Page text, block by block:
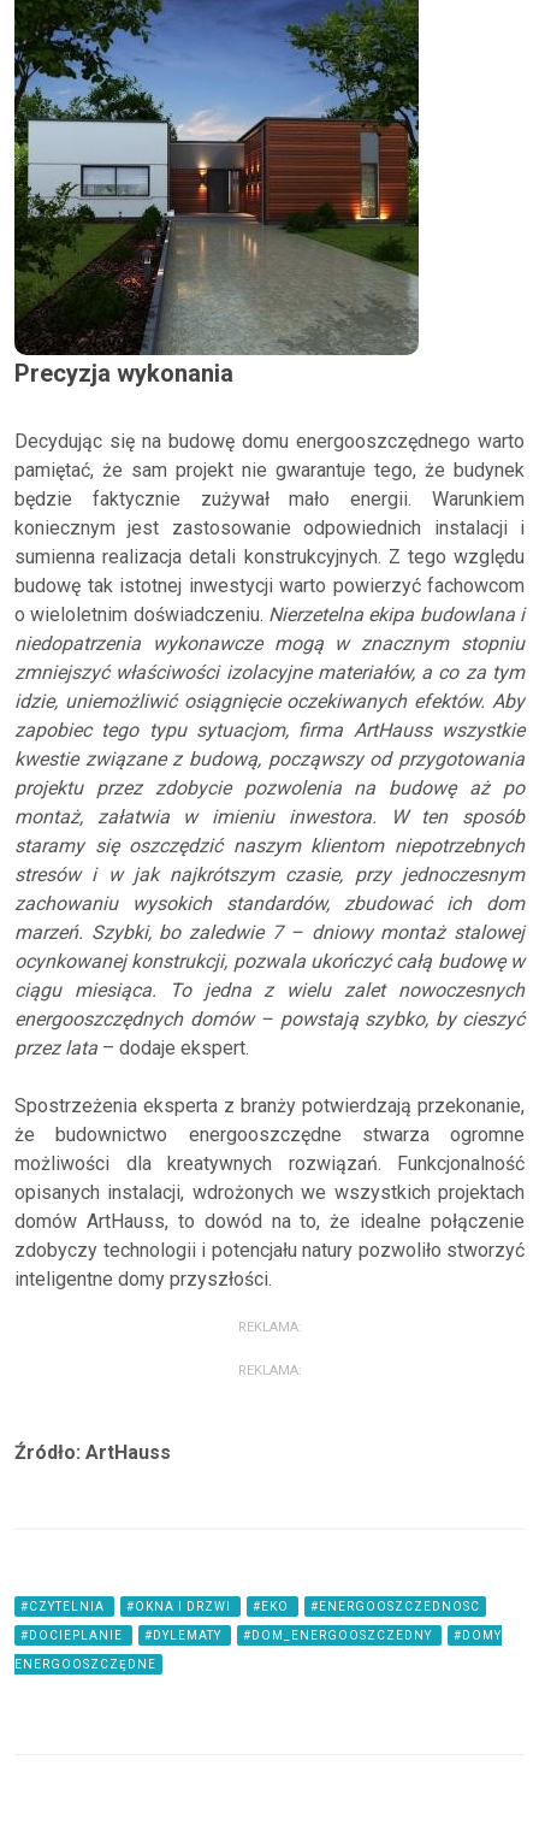
Precyzja wykonania
Decydując się na budowę domu energooszczędnego warto
pamiętać, że sam projekt nie gwarantuje tego, że budynek
będzie faktycznie zużywał mało energii. Warunkiem
koniecznym jest zastosowanie odpowiednich instalacji i
sumienna realizacja detali konstrukcyjnych. Z tego względu
budowę tak istotnej inwestycji warto powierzyć fachowcom
o wieloletnim doświadczeniu. Nierzetelna ekipa budowlana i
niedopatrzenia wykonawcze mogą w znacznym stopniu
zmniejszyć właściwości izolacyjne materiałów, a co za tym
idzie, uniemożliwić osiągnięcie oczekiwanych efektów. Aby
zapobiec tego typu sytuacjom, firma ArtHauss wszystkie
kwestie związane z budową, począwszy od przygotowania
projektu przez zdobycie pozwolenia na budowę aż po
montaż, załatwia w imieniu inwestora. W ten sposób
staramy się oszczędzić naszym klientom niepotrzebnych
stresów i w jak najkrótszym czasie, przy jednoczesnym
zachowaniu wysokich standardów, zbudować ich dom
marzeń. Szybki, bo zaledwie 7 – dniowy montaż stalowej
ocynkowanej konstrukcji, pozwala ukończyć całą budowę w
ciągu miesiąca. To jedna z wielu zalet nowoczesnych
energooszczędnych domów – powstają szybko, by cieszyć
przez lata – dodaje ekspert.
Spostrzeżenia eksperta z branży potwierdzają przekonanie,
że budownictwo energooszczędne stwarza ogromne
możliwości dla kreatywnych rozwiązań. Funkcjonalność
opisanych instalacji, wdrożonych we wszystkich projektach
domów ArtHauss, to dowód na to, że idealne połączenie
zdobyczy technologii i potencjału natury pozwoliło stworzyć
inteligentne domy przyszłości.
REKLAMA:
REKLAMA:
Źródło: ArtHauss
#CZYTELNIA #OKNA I DRZWI #EKO #ENERGOOSZCZEDNOSC
#DOCIEPLANIE #DYLEMATY #DOM_ENERGOOSZCZEDNY #DOMY
ENERGOOSZCZĘDNE